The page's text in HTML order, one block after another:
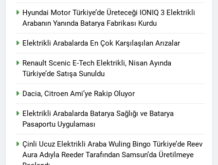
Hyundai Motor Türkiye’de Üreteceği IONIQ 3 Elektrikli
Arabanın Yanında Batarya Fabrikası Kurdu
Elektrikli Arabalarda En Çok Karşılaşılan Arızalar
Renault Scenic E-Tech Elektrikli, Nisan Ayında
Türkiye’de Satışa Sunuldu
Dacia, Citroen Ami’ye Rakip Oluyor
Elektrikli Arabalarda Batarya Sağlığı ve Batarya
Pasaportu Uygulaması
Çinli Ucuz Elektrikli Araba Wuling Bingo Türkiye’de Reev
Aura Adıyla Reeder Tarafından Samsun’da Üretilmeye